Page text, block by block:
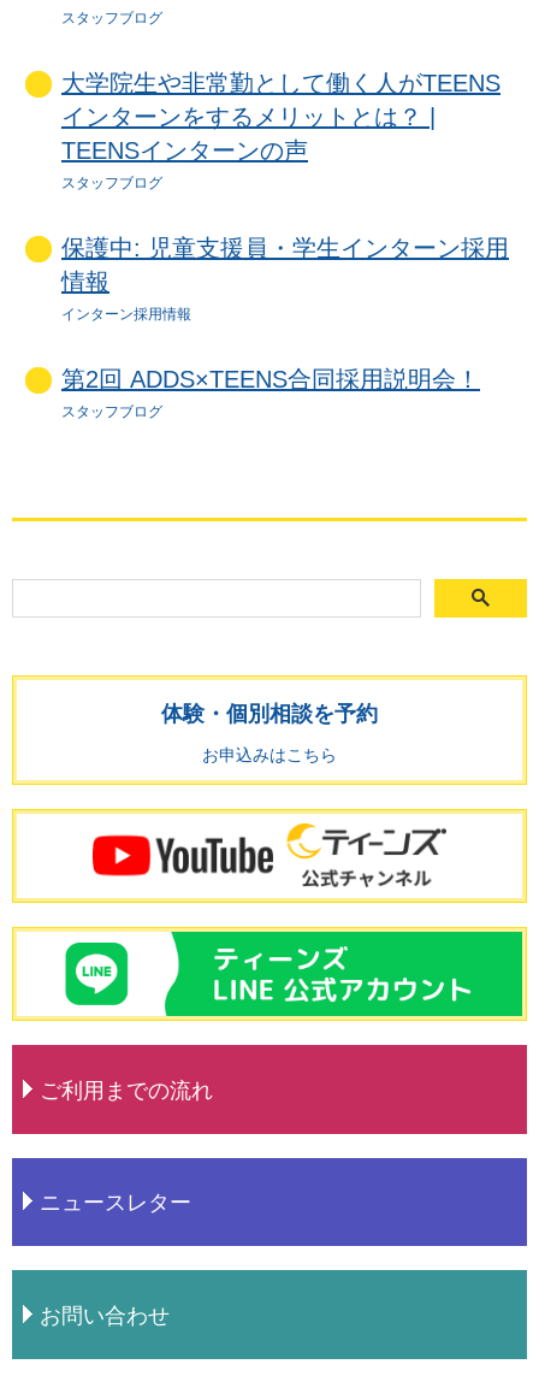
スタッフブログ
大学院生や非常勤として働く人がTEENS
インターンをするメリットとは？ |
TEENSインターンの声
スタッフブログ
保護中: 児童支援員・学生インターン採用
情報
インターン採用情報
第2回 ADDS×TEENS合同採用説明会！
スタッフブログ
体験・個別相談を予約
お申込みはこちら
ご利用までの流れ
ニュースレター
お問い合わせ